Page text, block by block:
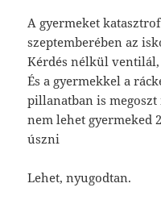
A gyermeket
szeptemberében az
Kérdés nélkül
És a gyermekkel a
pillanatban is
nem lehet gyermeked
úszni
Lehet, nyugodtan.